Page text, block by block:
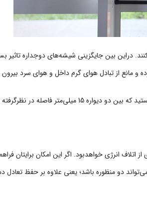
انرژی را تلف کنند. دراین بین جایگزینی شیشه‌های دوجداره
مانع از تبادل هوای گرم داخل و هوای سرد
در نظرگرفته شده باشد.
انرژی خواهدبود. اگر این امکان برایتان
دو منظوره باشد؛ یعنی علاوه بر حفظ تعادل